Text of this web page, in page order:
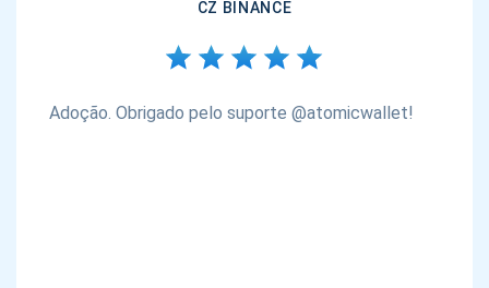
CZ BINANCE
Adoção. Obrigado pelo suporte @atomicwallet!